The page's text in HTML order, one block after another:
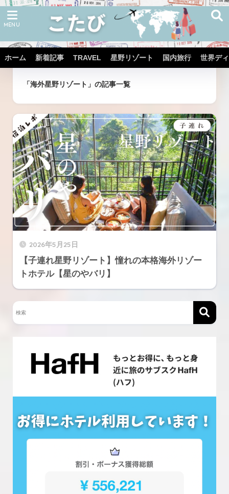
ホーム 新着記事 TRAVEL 星野リゾート 国内旅行 世界デ
ホーム タグ
「海外星野リゾート」の記事一覧
2026年5月25日
【子連れ星野リゾート】憧れの本格海外リゾー
トホテル【星のやバリ】